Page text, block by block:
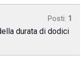
Posti: 1
durata di dodici